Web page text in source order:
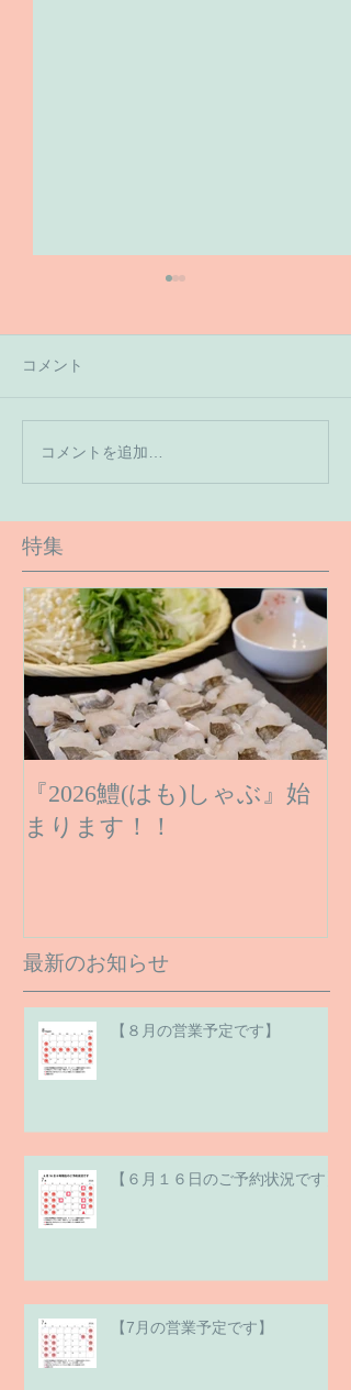
【６月１６日のご予約状
況です】
コメント
コメントを追加…
特集
『2026鱧(はも)しゃぶ』始
まります！！
最新のお知らせ
【８月の営業予定です】
【６月１６日のご予約状況です】
【7月の営業予定です】